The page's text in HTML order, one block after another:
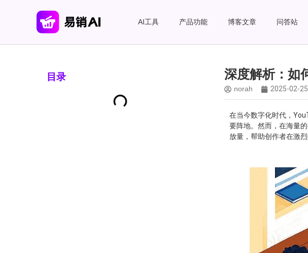
AI工具 产品功能 博客文章 问答站
目录 深度解析：如
norah 2025-02-25
在当今数字化时代，
要阵地。然而，在海量
放量，帮助创作者在激